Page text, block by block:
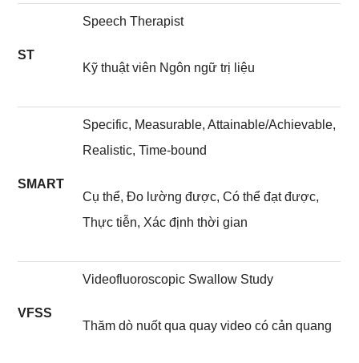
ST
Speech Therapist
Kỹ thuật viên Ngôn ngữ trị liệu
SMART
Specific, Measurable, Attainable/Achievable,
Realistic, Time-bound
Cụ thể, Đo lường được, Có thể đạt được,
Thực tiễn, Xác định thời gian
VFSS
Videofluoroscopic Swallow Study
Thăm dò nuốt qua quay video có cản quang